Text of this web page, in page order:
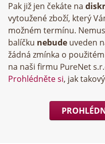
Pak již jen čekáte na
vytoužené zboží, který
možném termínu.
balíčku nebude uveden
žádná zmínka o
na naši firmu
Prohlédněte si, jak